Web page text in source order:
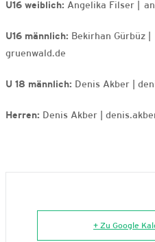
U16 weiblich: Angelika Filser |
U16 männlich: Bekirhan Gürbüz
gruenwald.de
U 18 männlich: Denis Akber |
Herren: Denis Akber |
+ Zu Google